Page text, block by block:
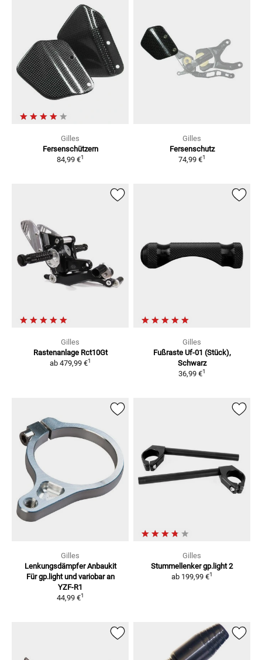
Gilles
Fersenschützern
84,99 €1
Gilles
Fersenschutz
74,99 €1
Gilles
Rastenanlage Rct10Gt
ab 479,99 €1
Gilles
Fußraste Uf-01 (Stück),
Schwarz
36,99 €1
Gilles
Lenkungsdämpfer Anbaukit
Für gp.light und variobar an
YZF-R1
44,99 €1
Gilles
Stummellenker gp.light 2
ab 199,99 €1